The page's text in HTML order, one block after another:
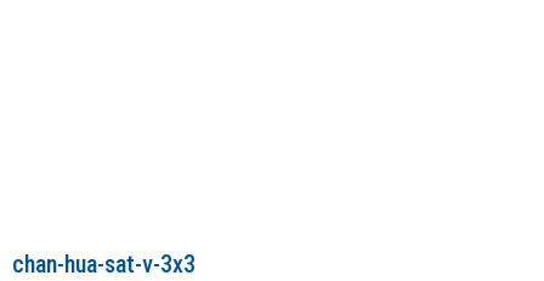
chan-hua-sat-v-3x3